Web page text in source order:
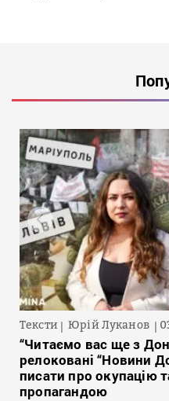
Тексти Юрій Луканов
“Читаємо вас ще з
релоковані “Новини
писати про окупацію
пропагандою